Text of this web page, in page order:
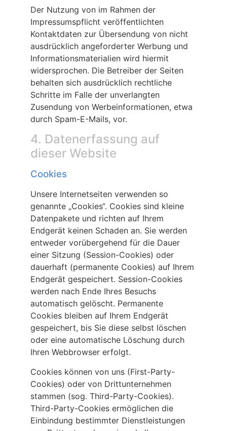
Der Nutzung von im Rahmen der
Impressumspflicht veröffentlichten
Kontaktdaten zur Übersendung von nicht
ausdrücklich angeforderter Werbung und
Informationsmaterialien wird hiermit
widersprochen. Die Betreiber der Seiten
behalten sich ausdrücklich rechtliche
Schritte im Falle der unverlangten
Zusendung von Werbeinformationen, etwa
durch Spam-E-Mails, vor.
4. Datenerfassung auf
dieser Website
Cookies
Unsere Internetseiten verwenden so
genannte „Cookies“. Cookies sind kleine
Datenpakete und richten auf Ihrem
Endgerät keinen Schaden an. Sie werden
entweder vorübergehend für die Dauer
einer Sitzung (Session-Cookies) oder
dauerhaft (permanente Cookies) auf Ihrem
Endgerät gespeichert. Session-Cookies
werden nach Ende Ihres Besuchs
automatisch gelöscht. Permanente
Cookies bleiben auf Ihrem Endgerät
gespeichert, bis Sie diese selbst löschen
oder eine automatische Löschung durch
Ihren Webbrowser erfolgt.
Cookies können von uns (First-Party-
Cookies) oder von Drittunternehmen
stammen (sog. Third-Party-Cookies).
Third-Party-Cookies ermöglichen die
Einbindung bestimmter Dienstleistungen